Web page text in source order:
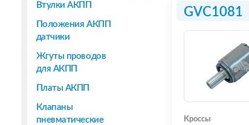
Втулки АКПП
Положения AКПП
датчики
Жгуты проводов
для АКПП
Платы АКПП
Клапаны
пневматические
GVC1081
Кроссы